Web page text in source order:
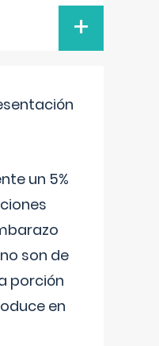
+
un 5%
son de
porción
en